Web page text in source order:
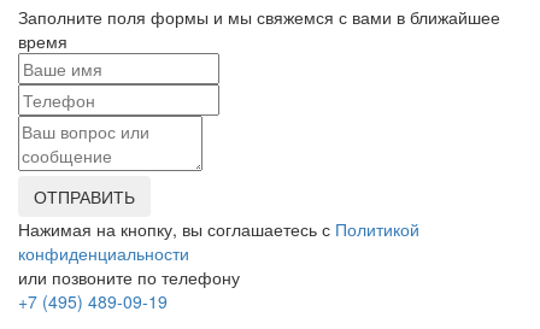
Заполните поля формы и мы свяжемся с вами в ближайшее
время
ОТПРАВИТЬ
Нажимая на кнопку, вы соглашаетесь с Политикой
конфиденциальности
или позвоните по телефону
+7 (495) 489-09-19